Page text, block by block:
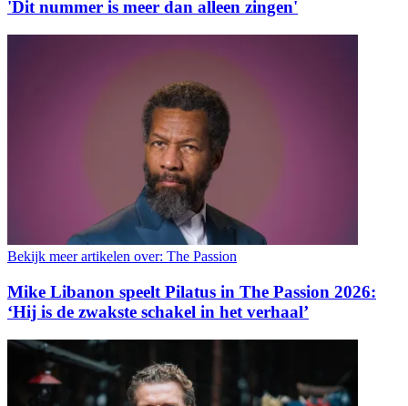
'Dit nummer is meer dan alleen zingen'
Bekijk meer artikelen over: The Passion
Mike Libanon speelt Pilatus in The Passion 2026:
‘Hij is de zwakste schakel in het verhaal’